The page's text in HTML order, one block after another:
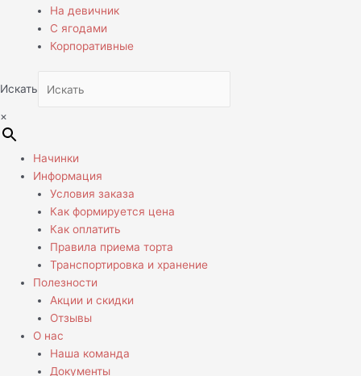
На девичник
С ягодами
Корпоративные
Искать
×
Начинки
Информация
Условия заказа
Как формируется цена
Как оплатить
Правила приема торта
Транспортировка и хранение
Полезности
Акции и скидки
Отзывы
О нас
Наша команда
Документы